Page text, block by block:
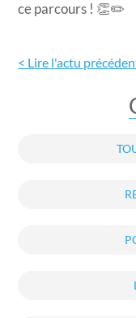
ce parcours ! 👏✏️
< Lire l'actu